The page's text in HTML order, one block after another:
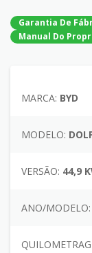
Garantia De
Manual Do
MARCA: BYD
MODELO:
VERSÃO: 44,9
ANO/MODELO: